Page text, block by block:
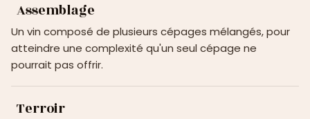
Assemblage
Un vin composé de plusieurs cépages mélangés, pour
atteindre une complexité qu'un seul cépage ne
pourrait pas offrir.
Terroir